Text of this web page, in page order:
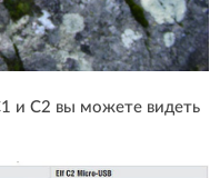
и С2 вы можете видеть